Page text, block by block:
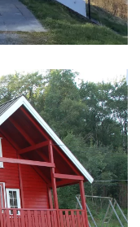
1 etasje fordelt